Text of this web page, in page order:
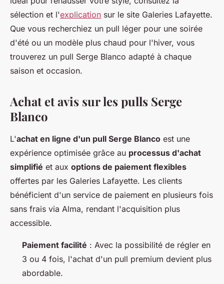
sélection et l'explication sur le site Galeries Lafayette.
Que vous recherchiez un pull léger pour une soirée
d'été ou un modèle plus chaud pour l'hiver, vous
trouverez un pull Serge Blanco adapté à chaque
saison et occasion.
Achat et avis sur les pulls Serge
Blanco
L'achat en ligne d'un pull Serge Blanco est une
expérience optimisée grâce au processus d'achat
simplifié et aux options de paiement flexibles
offertes par les Galeries Lafayette. Les clients
bénéficient d'un service de paiement en plusieurs fois
sans frais via Alma, rendant l'acquisition plus
accessible.
Paiement facilité : Avec la possibilité de régler en
3 ou 4 fois, l'achat d'un pull premium devient plus
abordable.